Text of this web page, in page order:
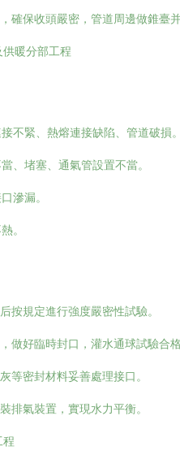
確保收頭嚴密，管道周邊做錐臺
暖分部工程
不緊、熱熔連接缺陷、管道破損。
、堵塞、通氣管設置不當。
滲漏。
。
按規定進行強度嚴密性試驗。
做好臨時封口，灌水通球試驗合格
等密封材料妥善處理接口。
排氣裝置，實現水力平衡。
程